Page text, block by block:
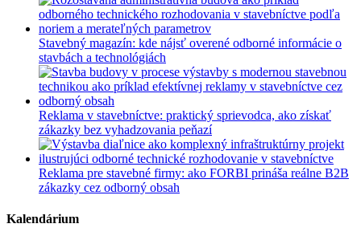
Stavebný magazín: kde nájsť overené odborné informácie o
stavbách a technológiách
Reklama v stavebníctve: praktický sprievodca, ako získať
zákazky bez vyhadzovania peňazí
Reklama pre stavebné firmy: ako FORBI prináša reálne B2B
zákazky cez odborný obsah
Kalendárium